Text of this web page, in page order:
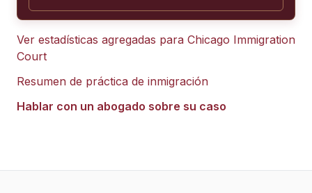
Ver estadísticas agregadas para Chicago Immigration
Court
Resumen de práctica de inmigración
Hablar con un abogado sobre su caso